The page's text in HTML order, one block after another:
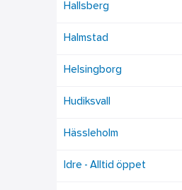
Hallsberg
Halmstad
Helsingborg
Hudiksvall
Hässleholm
Idre - Alltid öppet